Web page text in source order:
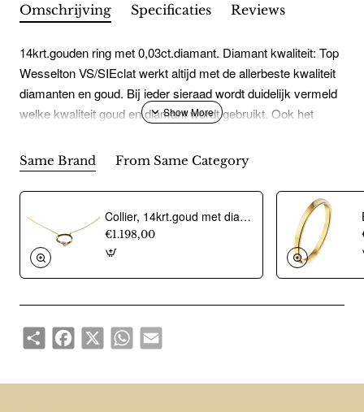
Omschrijving Specificaties Reviews
14krt.gouden ring met 0,03ct.diamant. Diamant kwaliteit: Top
Wesselton VS/SIEclat werkt altijd met de allerbeste kwaliteit
diamanten en goud. Bij ieder sieraad wordt duidelijk vermeld
welke kwaliteit goud en diamant wordt gebruikt. Ook het
vermeld. Eclat werkt uitsluitend met natuurlijke echte
diamanten. Bij Eclat worden geen goedkopere laboratorium
diamanten gebruikt.
Same Brand From Same Category
Collier, 14krt.goud met diamant totaal 0,08ct. (lengte: 42-45cm.) - 24455
€1.198,00
ShareFacebook
X WhatsAppEmail